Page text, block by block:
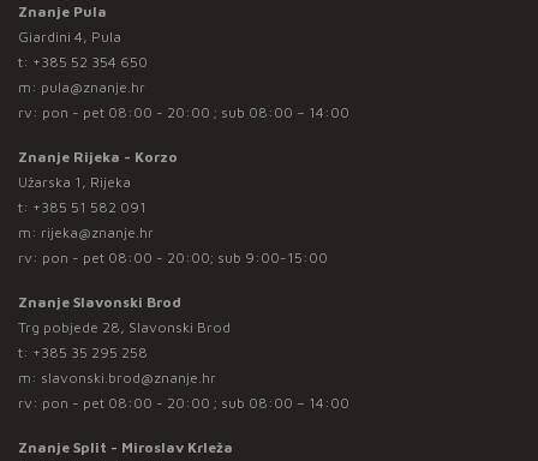
Znanje Pula
Giardini 4, Pula
t: +385 52 354 650
m: pula@znanje.hr
rv: pon - pet 08:00 - 20:00 ; sub 08:00 – 14:00
Znanje Rijeka - Korzo
Užarska 1, Rijeka
t: +385 51 582 091
m: rijeka@znanje.hr
rv: pon - pet 08:00 - 20:00; sub 9:00-15:00
Znanje Slavonski Brod
Trg pobjede 28, Slavonski Brod
t: +385 35 295 258
m: slavonski.brod@znanje.hr
rv: pon - pet 08:00 - 20:00 ; sub 08:00 – 14:00
Znanje Split - Miroslav Krleža